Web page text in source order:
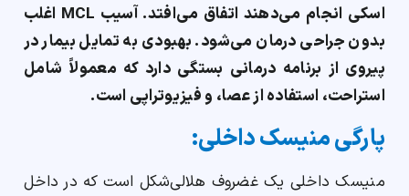
اسکی انجام می‌دهند اتفاق می‌افتد. آسیب MCL اغلب
بدون جراحی درمان می‌شود. بهبودی به تمایل بیمار در
پیروی از برنامه درمانی بستگی دارد که معمولاً شامل
استراحت، استفاده از عصا، و فیزیوتراپی است.
پارگی منیسک داخلی:
منیسک داخلی یک غضروف هلالی‌شکل است که در داخل